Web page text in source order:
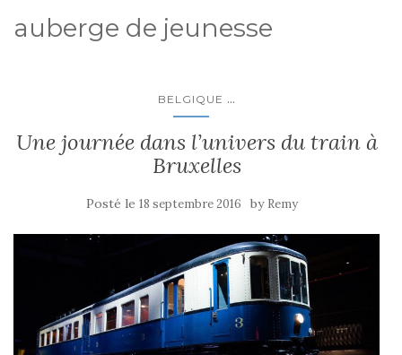
auberge de jeunesse
BELGIQUE ...
Une journée dans l’univers du train à
Bruxelles
Posté le 18 septembre 2016 by Remy